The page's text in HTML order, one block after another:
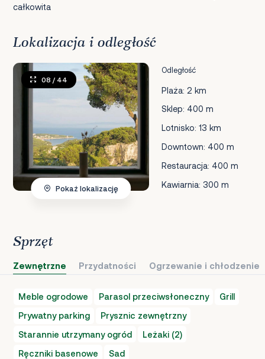
całkowita
Lokalizacja i odległość
Odległość
Plaża: 2 km
Sklep: 400 m
Lotnisko: 13 km
Downtown: 400 m
Restauracja: 400 m
Kawiarnia: 300 m
08 / 44
Pokaż lokalizację
Sprzęt
Zewnętrzne Przydatności Ogrzewanie i chłodzenie
Meble ogrodowe Parasol przeciwsłoneczny
Grill
Prywatny parking
Prysznic zewnętrzny
Starannie utrzymany ogród
Leżaki (2)
Ręczniki basenowe
Sad